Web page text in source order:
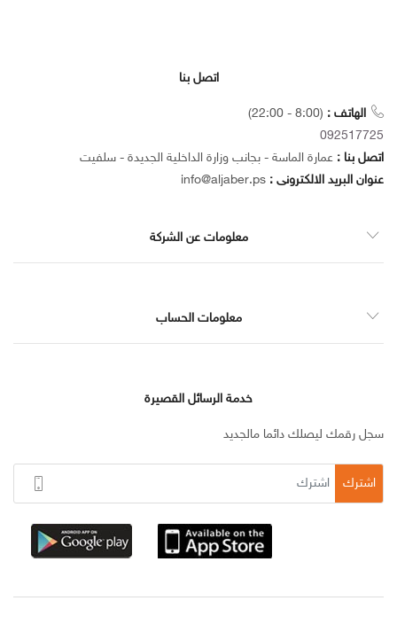
اتصل بنا
الهاتف : (8:00 - 22:00)
092517725
اتصل بنا : عمارة الماسة - بجانب وزارة الداخلية الجديدة - سلفيت
عنوان البريد الالكترونى : info@aljaber.ps
معلومات عن الشركة
معلومات الحساب
خدمة الرسائل القصيرة
سجل رقمك ليصلك دائما مالجديد
اشترك